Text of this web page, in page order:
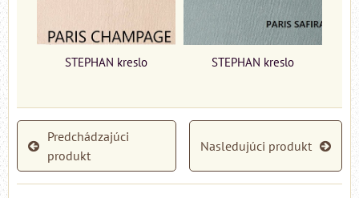
STEPHAN kreslo STEPHAN kreslo
Predchádzajúci
produkt
Nasledujúci produkt